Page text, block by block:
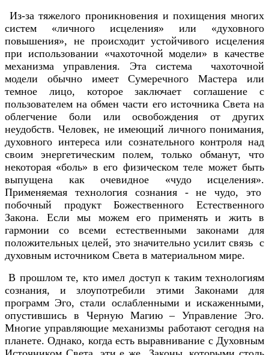
Из-за тяжелого проникновения и похищения многих
систем «личного исцеления» или «духовного
повышения», не происходит устойчивого исцеления
при использовании «чахоточной модели» в качестве
механизма управления. Эта система чахоточной
модели обычно имеет Сумеречного Мастера или
темное лицо, которое заключает соглашение с
пользователем на обмен части его источника Света на
облегчение боли или освобождения от других
неудобств. Человек, не имеющий личного понимания,
духовного интереса или сознательного контроля над
своим энергетическим полем, только обманут, что
некоторая «боль» в его физическом теле может быть
выпущена как очевидное «чудо исцеления».
Применяемая технология сознания - не чудо, это
побочный продукт Божественного Естественного
Закона. Если мы можем его применять и жить в
гармонии со всеми естественными законами для
положительных целей, это значительно усилит связь с
духовным источником Света в материальном мире.
В прошлом те, кто имел доступ к таким технологиям
сознания, и злоупотребили этими Законами для
программ Эго, стали ослабленными и искаженными,
опустившись в Черную Магию – Управление Эго.
Многие управляющие механизмы работают сегодня на
планете. Однако, когда есть выравнивание с Духовным